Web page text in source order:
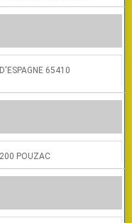
65410
POUZAC